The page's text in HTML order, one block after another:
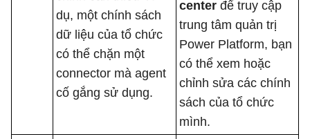
dụ, một chính sách
dữ liệu của tổ chức
có thể chặn một
connector mà agent
cố gắng sử dụng.
center để truy cập
trung tâm quản trị
Power Platform, bạn
có thể xem hoặc
chỉnh sửa các chính
sách của tổ chức
mình.